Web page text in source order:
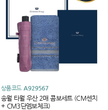
상품코드 A929567
송월 타월 우산 2매 콤보세트 (CM센치
+ CM3단엠보체크)